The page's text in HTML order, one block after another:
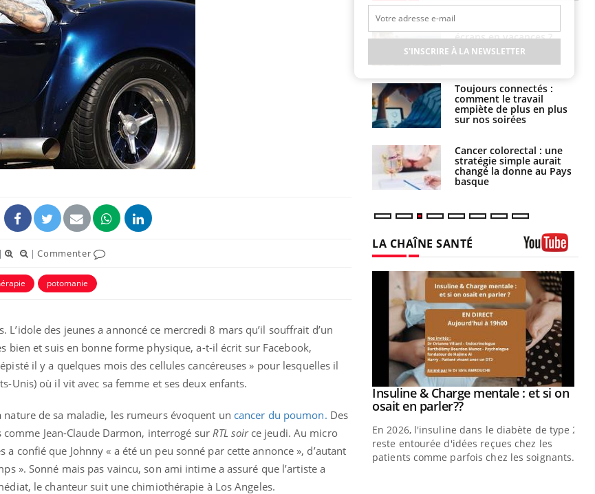
| |Commenter
potomanie
L’idole des jeunes a annoncé ce mercredi 8 mars qu’il souffrait d’un
bien et suis en bonne forme physique, a-t-il écrit sur Facebook,
il y a quelques mois des cellules cancéreuses » pour lesquelles il
Unis) où il vit avec sa femme et ses deux enfants.
de sa maladie, les rumeurs évoquent un cancer du poumon. Des
Jean-Claude Darmon, interrogé sur RTL soirce jeudi. Au micro
a confié que Johnny « a été un peu sonné par cette annonce », d’autant
». Sonné mais pas vaincu, son ami intime a assuré que l’artiste a
le chanteur suit une chimiothérapie à Los Angeles.
Bébés, jeunes enfants :
quelle trousse à
pharmacie pour les
vacances ?
Syndrome métabolique :
quels sont les meilleurs
exercices physiques ?
Comment éviter une otite
pendant les vacances ?
écrans en vacances ?
Toujours connectés :
comment le travail
empiète de plus en plus
sur nos soirées
Cancer colorectal : une
stratégie simple aurait
changé la donne au Pays
basque
LA CHAÎNE SANTÉ
Chronique des Mains :
sujets qui sont faciles à aborder...
! D'un côté, poser des
sur la maladie d'un proche c'est
Fatigue, irritabilité, brouillard mental ou
même alopécie… Les symptômes de la
carence en fer sont multiples ce qui la rend
...
Youtube
Insuline & Charge mentale : et si on
osait en parler??Youtube
En 2026, l'insuline dans le diabète de type 2
reste entourée d'idées reçues chez les
patients comme parfois chez les soignants.
S'INSCRIRE À LA NEWSLETTER